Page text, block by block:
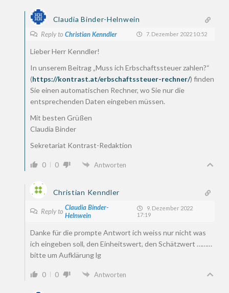
Claudia Binder-Helnwein
Reply to Christian Kenndler 7. Dezember 2022 10:52
Lieber Herr Kenndler!
In unserem Beitrag „Muss ich Erbschaftssteuer zahlen?“
(https://kontrast.at/erbschaftssteuer-rechner/) finden
Sie einen automatischen Rechner, wo Sie nur die
entsprechenden Daten eingeben müssen.
Mit besten Grüßen
Claudia Binder
Sekretariat Kontrast-Redaktion
0 0 Antworten
Christian Kenndler
Reply to Claudia Binder-
Helnwein
9. Dezember 2022
17:19
Danke für die prompte Antwort ich weiss nur nicht was
ich eingeben soll, den Einheitswert, den Schätzwert ………
bitte um Aufklärung lg
0 0 Antworten